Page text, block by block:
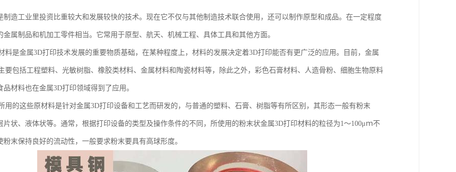
制造工业里投资比重较大和发展较快的技术。现在它不仅与其他制造技术联合使用，还可以制作原型和成品。在一定程度
金属制品和机加工零件相当。它常用于原型、航天、机械工程、具体工具和其他方面。
料是金属3D打印技术发展的重要物质基础，在某种程度上，材料的发展决定着3D打印能否有更广泛的应用。目前，金属
要包括工程塑料、光敏树脂、橡胶类材料、金属材料和陶瓷材料等，除此之外，彩色石膏材料、人造骨粉、细胞生物原料
品材料也在金属3D打印领域得到了应用。
用的这些原材料是针对金属3D打印设备和工艺而研发的，与普通的塑料、石膏、树脂等有所区别，其形态一般有粉末
片状、液体状等。通常，根据打印设备的类型及操作条件的不同，所使用的粉末状金属3D打印材料的粒径为1～100μｍ不
粉末保持良好的流动性，一般要求粉末要具有高球形度。